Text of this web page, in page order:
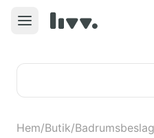
Hem/Butik/Badrumsbeslag